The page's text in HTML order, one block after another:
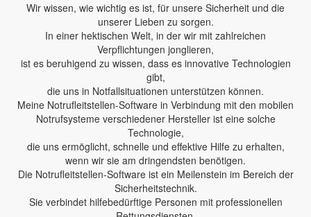
Wir wissen, wie wichtig es ist, für unsere Sicherheit und die
unserer Lieben zu sorgen.
In einer hektischen Welt, in der wir mit zahlreichen
Verpflichtungen jonglieren,
ist es beruhigend zu wissen, dass es innovative Technologien
gibt,
die uns in Notfallsituationen unterstützen können.
Meine Notrufleitstellen-Software in Verbindung mit den mobilen
Notrufsysteme verschiedener Hersteller ist eine solche
Technologie,
die uns ermöglicht, schnelle und effektive Hilfe zu erhalten,
wenn wir sie am dringendsten benötigen.
Die Notrufleitstellen-Software ist ein Meilenstein im Bereich der
Sicherheitstechnik.
Sie verbindet hilfebedürftige Personen mit professionellen